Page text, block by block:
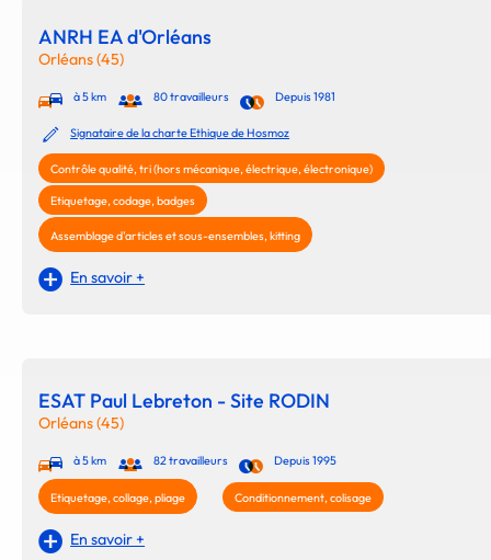
ANRH EA d'Orléans
Orléans (45)
à 5 km 80 travailleurs Depuis 1981
Signataire de la charte Ethique de Hosmoz
Contrôle qualité, tri (hors mécanique, électrique, électronique)
Etiquetage, codage, badges
Assemblage d'articles et sous-ensembles, kitting
En savoir +
ESAT Paul Lebreton - Site RODIN
Orléans (45)
à 5 km 82 travailleurs Depuis 1995
Etiquetage, collage, pliage Conditionnement, colisage
En savoir +